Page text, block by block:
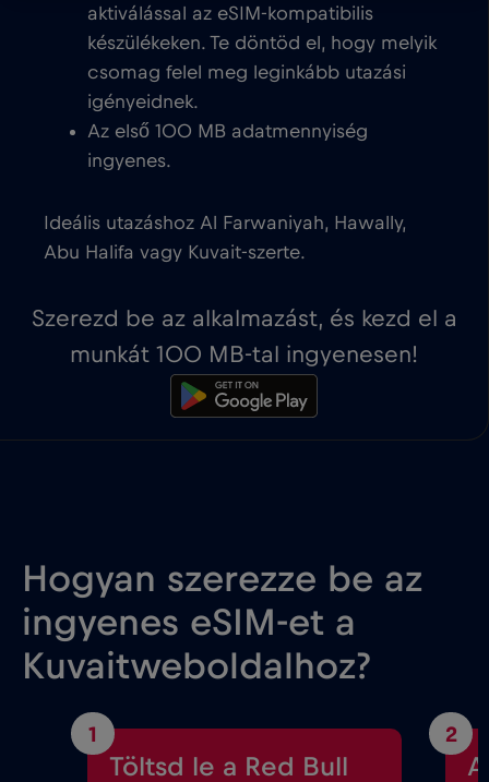
aktiválással az eSIM-kompatibilis
készülékeken. Te döntöd el, hogy melyik
csomag felel meg leginkább utazási
igényeidnek.
Az első 100 MB adatmennyiség
ingyenes.
Ideális utazáshoz Al Farwaniyah, Hawally,
Abu Halifa vagy Kuvait-szerte.
Szerezd be az alkalmazást, és kezd el a
munkát 100 MB-tal ingyenesen!
Hogyan szerezze be az
ingyenes eSIM-et a
Kuvaitweboldalhoz?
1
Töltsd le a Red Bull
2